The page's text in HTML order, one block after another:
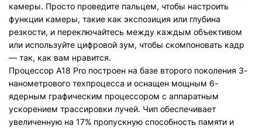
камеры. Просто проведите пальцем, чтобы настроить
функции камеры, такие как экспозиция или глубина
резкости, и переключайтесь между каждым объективом
или используйте цифровой зум, чтобы скомпоновать кадр
— так, как вам нравится.
Процессор A18 Pro построен на базе второго поколения 3-
нанометрового техпроцесса и оснащен мощным 6-
ядерным графическим процессором с аппаратным
ускорением трассировки лучей. Чип обеспечивает
увеличенную на 17% пропускную способность памяти и